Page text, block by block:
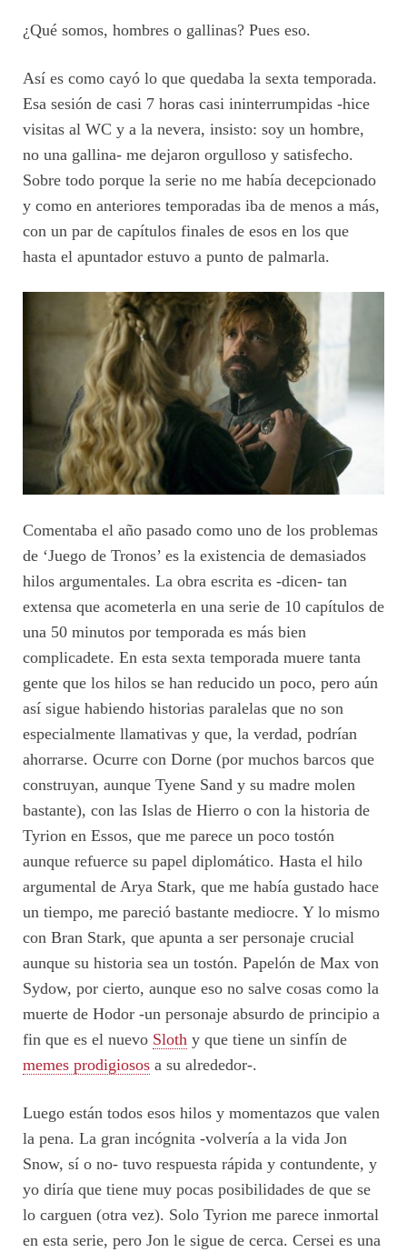
¿Qué somos, hombres o gallinas? Pues eso.
Así es como cayó lo que quedaba la sexta temporada.
Esa sesión de casi 7 horas casi ininterrumpidas -hice
visitas al WC y a la nevera, insisto: soy un hombre,
no una gallina- me dejaron orgulloso y satisfecho.
Sobre todo porque la serie no me había decepcionado
y como en anteriores temporadas iba de menos a más,
con un par de capítulos finales de esos en los que
hasta el apuntador estuvo a punto de palmarla.
Comentaba el año pasado como uno de los problemas
de ‘Juego de Tronos’ es la existencia de demasiados
hilos argumentales. La obra escrita es -dicen- tan
extensa que acometerla en una serie de 10 capítulos de
una 50 minutos por temporada es más bien
complicadete. En esta sexta temporada muere tanta
gente que los hilos se han reducido un poco, pero aún
así sigue habiendo historias paralelas que no son
especialmente llamativas y que, la verdad, podrían
ahorrarse. Ocurre con Dorne (por muchos barcos que
construyan, aunque Tyene Sand y su madre molen
bastante), con las Islas de Hierro o con la historia de
Tyrion en Essos, que me parece un poco tostón
aunque refuerce su papel diplomático. Hasta el hilo
argumental de Arya Stark, que me había gustado hace
un tiempo, me pareció bastante mediocre. Y lo mismo
con Bran Stark, que apunta a ser personaje crucial
aunque su historia sea un tostón. Papelón de Max von
Sydow, por cierto, aunque eso no salve cosas como la
muerte de Hodor -un personaje absurdo de principio a
fin que es el nuevo Sloth y que tiene un sinfín de
memes prodigiosos a su alrededor-.
Luego están todos esos hilos y momentazos que valen
la pena. La gran incógnita -volvería a la vida Jon
Snow, sí o no- tuvo respuesta rápida y contundente, y
yo diría que tiene muy pocas posibilidades de que se
lo carguen (otra vez). Solo Tyrion me parece inmortal
en esta serie, pero Jon le sigue de cerca. Cersei es una